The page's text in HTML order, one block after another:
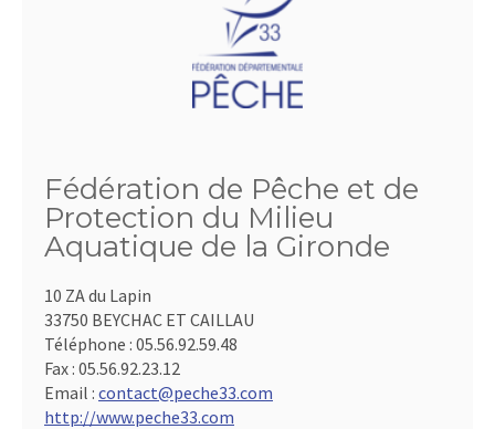
Fédération de Pêche et de
Protection du Milieu
Aquatique de la Gironde
10 ZA du Lapin
33750 BEYCHAC ET CAILLAU
Téléphone : 05.56.92.59.48
Fax : 05.56.92.23.12
Email : contact@peche33.com
http://www.peche33.com